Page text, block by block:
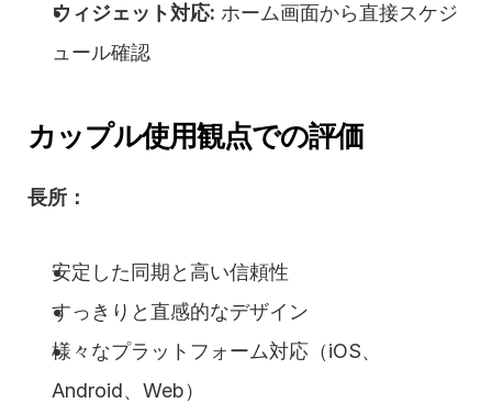
ウィジェット対応: ホーム画面から直接スケジ
ュール確認
カップル使用観点での評価
長所：
安定した同期と高い信頼性
すっきりと直感的なデザイン
様々なプラットフォーム対応（iOS、
Android、Web）